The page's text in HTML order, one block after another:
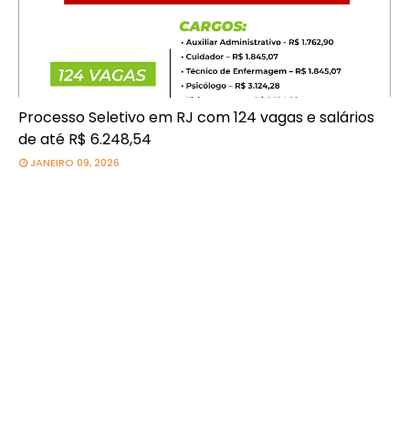
Processo Seletivo em RJ com 124 vagas e salários
de até R$ 6.248,54
JANEIRO 09, 2026